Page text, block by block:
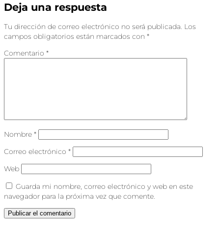
Deja una respuesta
Tu dirección de correo electrónico no será publicada. Los
campos obligatorios están marcados con *
Comentario *
Nombre *
Correo electrónico *
Web
Guarda mi nombre, correo electrónico y web en este
navegador para la próxima vez que comente.